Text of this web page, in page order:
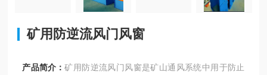
矿用防逆流风门风窗
产品简介：矿用防逆流风门风窗是矿山通风系统中用于防止